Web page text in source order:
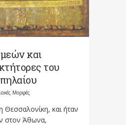
και
του
Μορφές
Θεσσαλονίκη, και ήταν
στον Άθωνα,